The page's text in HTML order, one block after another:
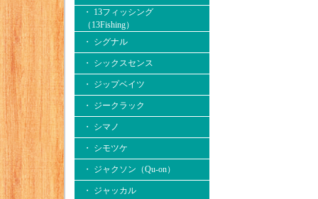
・ 13フィッシング
（13Fishing）
・ シグナル
・ シックスセンス
・ ジップベイツ
・ ジークラック
・ シマノ
・ シモツケ
・ ジャクソン（Qu-on）
・ ジャッカル